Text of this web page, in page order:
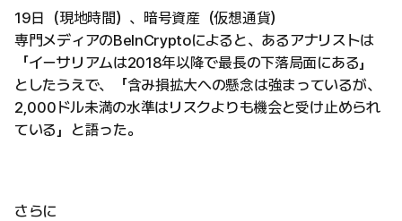
19日（現地時間）、暗号資産（仮想通貨）
専門メディアのBeInCryptoによると、あるアナリストは
「イーサリアムは2018年以降で最長の下落局面にある」
としたうえで、「含み損拡大への懸念は強まっているが、
2,000ドル未満の水準はリスクよりも機会と受け止められ
ている」と語った。
さらに